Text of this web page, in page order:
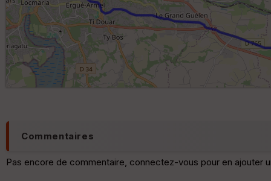
Commentaires
Pas encore de commentaire, connectez-vous pour en ajouter